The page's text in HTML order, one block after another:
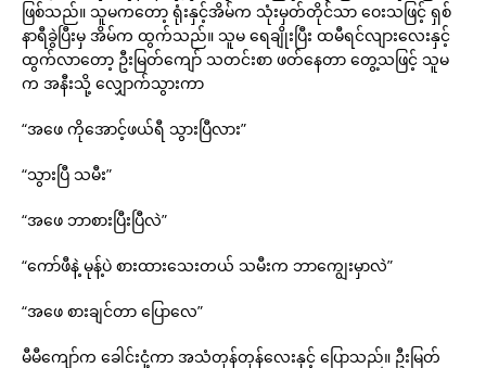
ဖြစ်သည်။ သူမကတော့ ရုံးနှင့်အိမ်က သုံးမှတ်တိုင်သာ ဝေးသဖြင့် ရှစ်
နာရီခွဲပြီးမှ အိမ်က ထွက်သည်။ သူမ ရေချိုးပြီး ထမီရင်လျားလေးနှင့်
ထွက်လာတော့ ဦးမြတ်ကျော် သတင်းစာ ဖတ်နေတာ တွေ့သဖြင့် သူမ
က အနီးသို့ လျှောက်သွားကာ
“အဖေ ကိုအောင့်ဖယ်ရီ သွားပြီလား”
“သွားပြီ သမီး”
“အဖေ ဘာစားပြီးပြီလဲ”
“ကော်ဖီနဲ့ မုန့်ပဲ စားထားသေးတယ် သမီးက ဘာကျွေးမှာလဲ”
“အဖေ စားချင်တာ ပြောလေ”
မီမီကျော်က ခေါင်းငုံ့ကာ အသံတုန်တုန်လေးနှင့် ပြောသည်။ ဦးမြတ်